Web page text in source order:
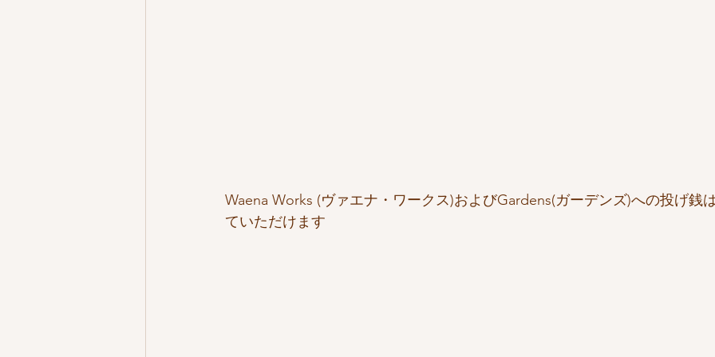
Waena Works (ヴァエナ・ワークス)およびGardens(ガーデンズ)への投げ銭
ていただけます